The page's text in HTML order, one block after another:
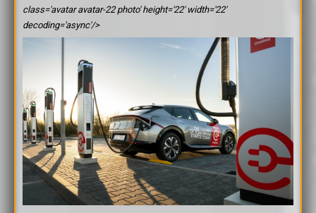
class='avatar avatar-22 photo' height='22' width='22'
decoding='async'/>